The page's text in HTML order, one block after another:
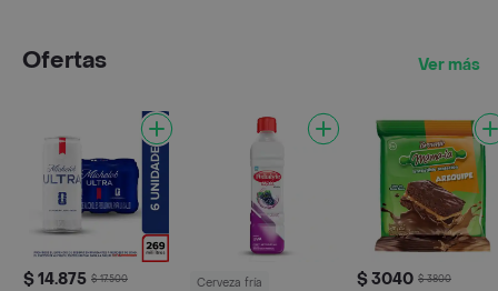
Ofertas Ver más
$ 14.875 $ 17.500 Cerveza fría $ 3040 $ 3800